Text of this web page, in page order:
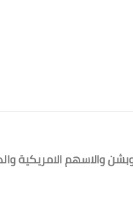
والاسهم الامريكية